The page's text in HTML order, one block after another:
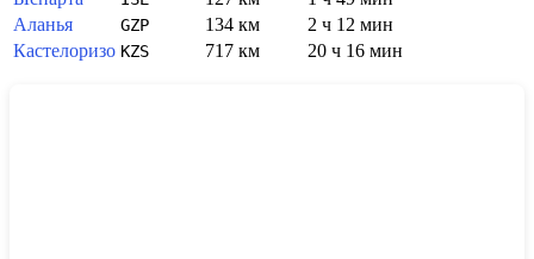
Аланья
GZP 134 км
2 ч 12 мин
Кастелоризо KZS 717 км 20 ч 16 мин